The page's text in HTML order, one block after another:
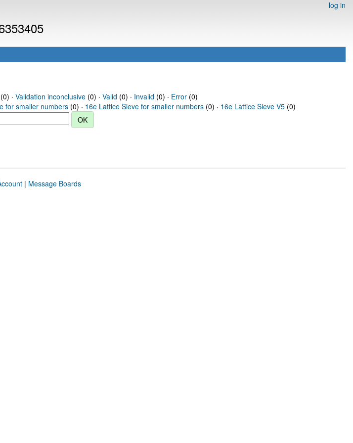
log in
· Validation inconclusive(0) · Valid (0) · Invalid (0) · Error(0)
for smaller numbers (0) · 16e Lattice Sieve for smaller numbers (0) · 16e Lattice Sieve V5 (0)
| Message Boards